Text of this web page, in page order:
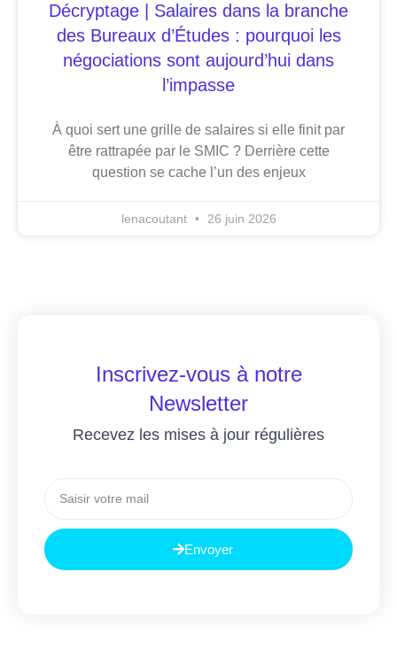
Décryptage | Salaires dans la branche
des Bureaux d’Études : pourquoi les
négociations sont aujourd’hui dans
l’impasse
À quoi sert une grille de salaires si elle finit par
être rattrapée par le SMIC ? Derrière cette
question se cache l’un des enjeux
lenacoutant 26 juin 2026
Inscrivez-vous à notre
Newsletter
Recevez les mises à jour régulières
Envoyer